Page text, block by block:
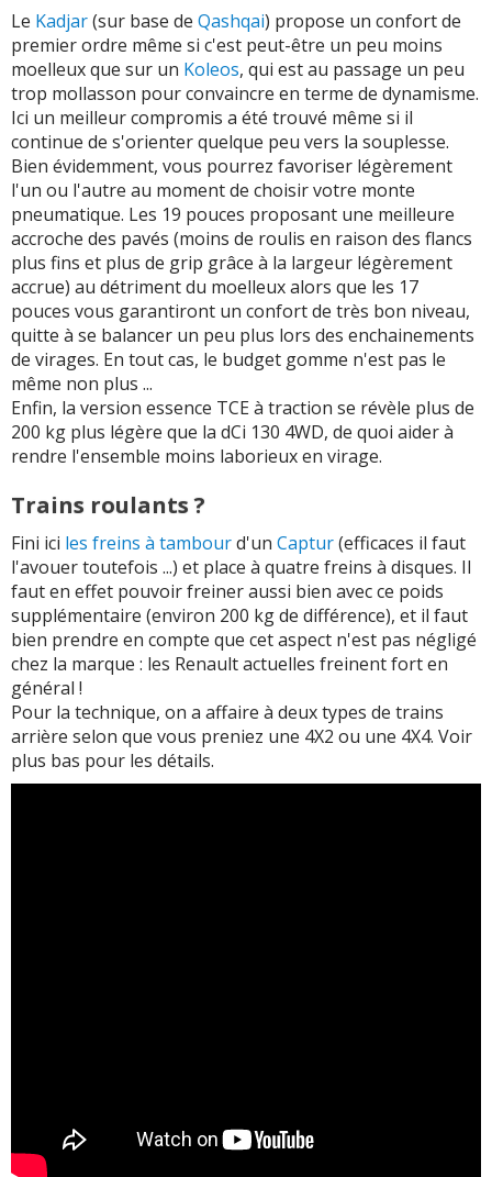
Le Kadjar(sur base de Qashqai) propose un confort de
premier ordre même si c'est peut-être un peu moins
moelleux que sur un Koleos, qui est au passage un peu
trop mollasson pour convaincre en terme de dynamisme.
Ici un meilleur compromis a été trouvé même si il
continue de s'orienter quelque peu vers la souplesse.
Bien évidemment, vous pourrez favoriser légèrement
l'un ou l'autre au moment de choisir votre monte
pneumatique. Les 19 pouces proposant une meilleure
accroche des pavés (moins de roulis en raison des flancs
plus fins et plus de grip grâce à la largeur légèrement
accrue) au détriment du moelleux alors que les 17
pouces vous garantiront un confort de très bon niveau,
quitte à se balancer un peu plus lors des enchainements
de virages. En tout cas, le budget gomme n'est pas le
même non plus ...
Enfin, la version essence TCE à traction se révèle plus de
200 kg plus légère que la dCi 130 4WD, de quoi aider à
rendre l'ensemble moins laborieux en virage.
Trains roulants ?
Fini ici les freins à tambourd'un Captur(efficaces il faut
l'avouer toutefois ...) et place à quatre freins à disques. Il
faut en effet pouvoir freiner aussi bien avec ce poids
supplémentaire (environ 200 kg de différence), et il faut
bien prendre en compte que cet aspect n'est pas négligé
chez la marque : les Renault actuelles freinent fort en
général !
Pour la technique, on a affaire à deux types de trains
arrière selon que vous preniez une 4X2 ou une 4X4. Voir
plus bas pour les détails.